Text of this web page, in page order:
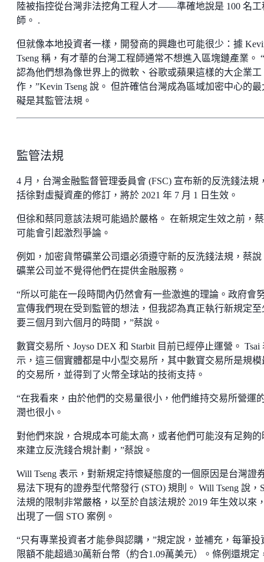
陸被指控從台灣非法挖角工程人才——準確地說是 100 名工
師。 .
但就像本地投資者一樣，開發商的興趣也可能很少：據
Tseng 稱，有才華的台灣工程師通常不想進入區塊鏈產業。
認為他們想為像世界上的微軟、谷歌或蘋果這樣的大企業工
作，”Kevin Tseng 說。 但許確信台灣成為區域加密中心的最
礙是其監管法規。
監管法規
4 月，台灣金融監督管理委員會 (FSC) 宣布新的反洗錢法規
括徐對虛擬資產的修訂，將於 2021 年 7 月 1 日生效。
但徐和蔡同意該法規可能過於嚴格。 在新規定生效之前，
可能會引起激烈爭論。
例如，加密貨幣礦業公司還必須遵守新的反洗錢法規，蔡說
礦業公司並不覺得他們在提供金融服務。
“所以可能在一段時間內仍然會有一些激進的理論。政府會
宣傳我們現在受到監管的想法，但我認為真正執行新規定至
要三個月到六個月的時間，”蔡說。
數寶交易所、Joyso DEX 和 Starbit 目前已經停止運營。 Tsai
示，這三個實體都是中小型交易所，其中數寶交易所是規模
的交易所，並得到了火幣全球站的技術支持。
“在我看來，由於他們的交易量很小，他們維持交易所營運
潤也很小。
對他們來說，合規成本可能太高，或者他們可能沒有足夠的
來建立反洗錢合規計劃，”蔡說。
Will Tseng 表示，對新規定持懷疑態度的一個原因是台灣證
易法下現有的證券型代幣發行 (STO) 規則。 Will Tseng 說，
法規的限制非常嚴格，以至於自該法規於 2019 年生效以來
出現了一個 STO 案例。
“只有專業投資者才能參與認購，”規定說，並補充，每筆投
限額不能超過30萬新台幣（約合1.09萬美元）。條例還規定